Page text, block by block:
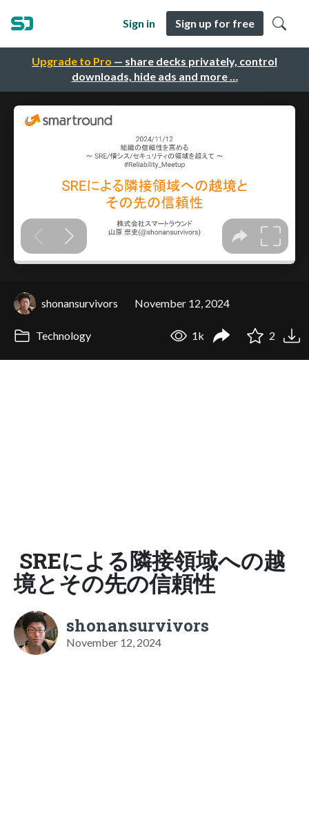
Upgrade to Pro — share decks privately, control
downloads, hide ads and more …
Sign in Sign up for free
shonansurvivors November 12, 2024
Technology 1k 2
SREによる隣接領域への越
境とその先の信頼性
shonansurvivors
November 12, 2024